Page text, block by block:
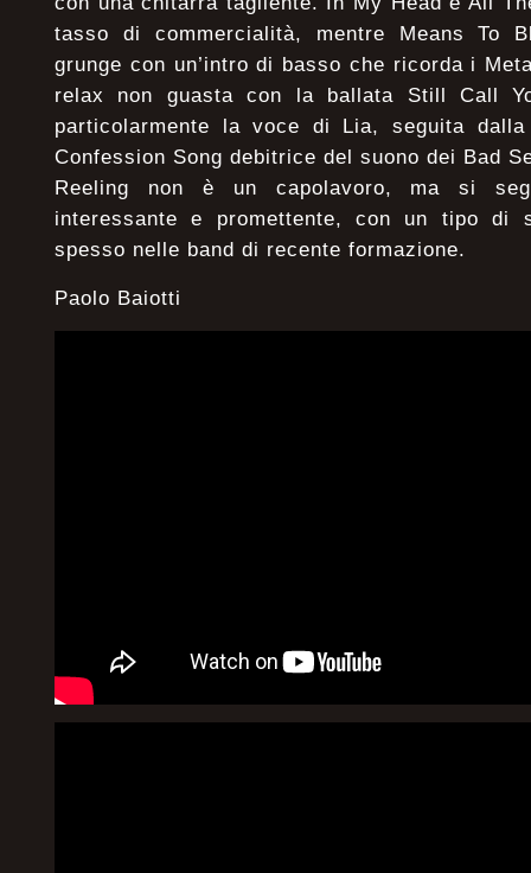
tasso di commercialità, mentre Means To
grunge con un’intro di basso che ricorda i
relax non guasta con la ballata Still Call
particolarmente la voce di Lia, seguita
Confession Song debitrice del suono dei Bad
Reeling non è un capolavoro, ma si
interessante e promettente, con un tipo di
spesso nelle band di recente formazione.
Paolo Baiotti